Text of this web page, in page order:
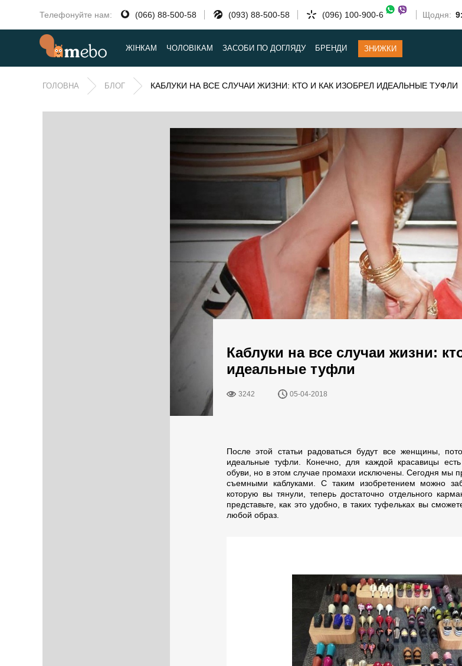
Телефонуйте нам: (066) 88-500-58 (093) 88-500-58 (096) 100-900-6 Щодня:
ЖІНКАМ ЧОЛОВІКАМ ЗАСОБИ ПО ДОГЛЯДУ БРЕНДИ ЗНИЖКИ
ГОЛОВНА БЛОГ КАБЛУКИ НА ВСЕ СЛУЧАИ ЖИЗНИ: КТО И КАК ИЗОБРЕЛ ИДЕАЛЬНЫЕ ТУФЛИ
Каблуки на все случаи жизни:
идеальные туфли
3242 05-04-2018
После этой статьи радоваться будут все женщины,
идеальные туфли. Конечно, для каждой красавицы
обуви, но в этом случае промахи исключены. Сегодня мы
съемными каблуками. С таким изобретением можно
которую вы тянули, теперь достаточно отдельного
представьте, как это удобно, в таких туфельках вы
любой образ.